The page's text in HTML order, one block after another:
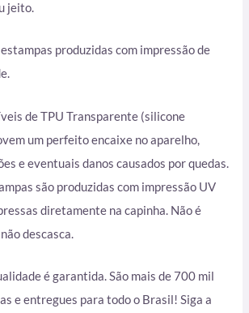
jeito.
produzidas com impressão de
de TPU Transparente (silicone
um perfeito encaixe no aparelho,
e eventuais danos causados por quedas.
são produzidas com impressão UV
diretamente na capinha. Não é
descasca.
é garantida. São mais de 700 mil
e entregues para todo o Brasil! Siga a